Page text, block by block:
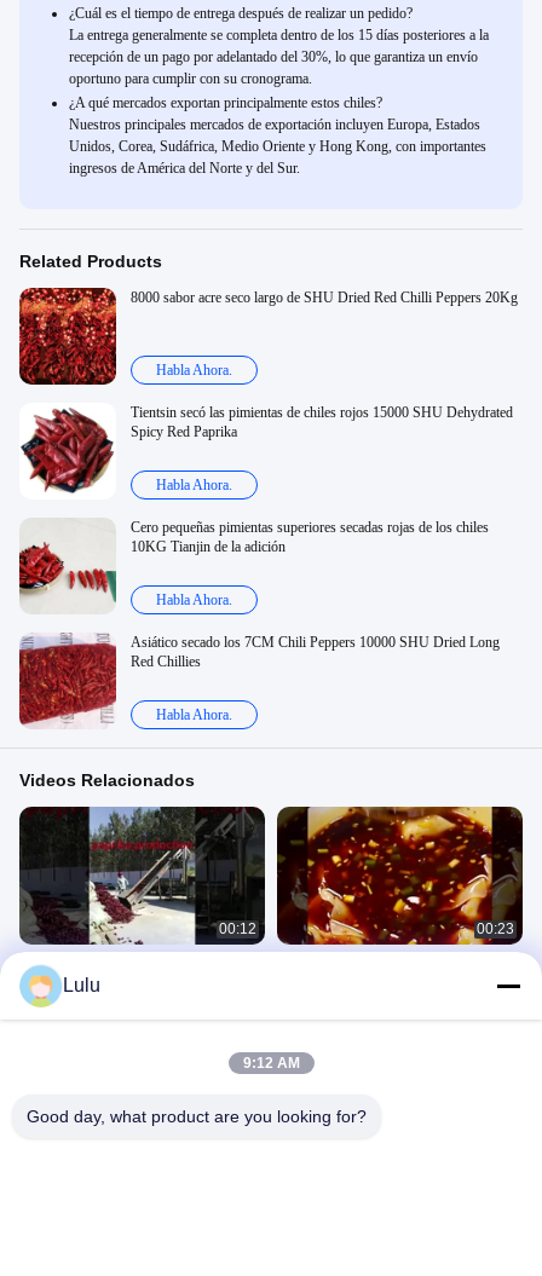
¿Cuál es el tiempo de entrega después de realizar un pedido?
La entrega generalmente se completa dentro de los 15 días posteriores a la
recepción de un pago por adelantado del 30%, lo que garantiza un envío
oportuno para cumplir con su cronograma.
¿A qué mercados exportan principalmente estos chiles?
Nuestros principales mercados de exportación incluyen Europa, Estados
Unidos, Corea, Sudáfrica, Medio Oriente y Hong Kong, con importantes
ingresos de América del Norte y del Sur.
Related Products
8000 sabor acre seco largo de SHU Dried Red Chilli Peppers 20Kg
Habla Ahora.
Tientsin secó las pimientas de chiles rojos 15000 SHU Dehydrated
Spicy Red Paprika
Habla Ahora.
Cero pequeñas pimientas superiores secadas rojas de los chiles
10KG Tianjin de la adición
Habla Ahora.
Asiático secado los 7CM Chili Peppers 10000 SHU Dried Long
Red Chillies
Habla Ahora.
Videos Relacionados
00:12
proceso de limpieza de pimentón en
China
产品相关
00:23
Lulu
9:12 AM
Good day, what product are you looking for?